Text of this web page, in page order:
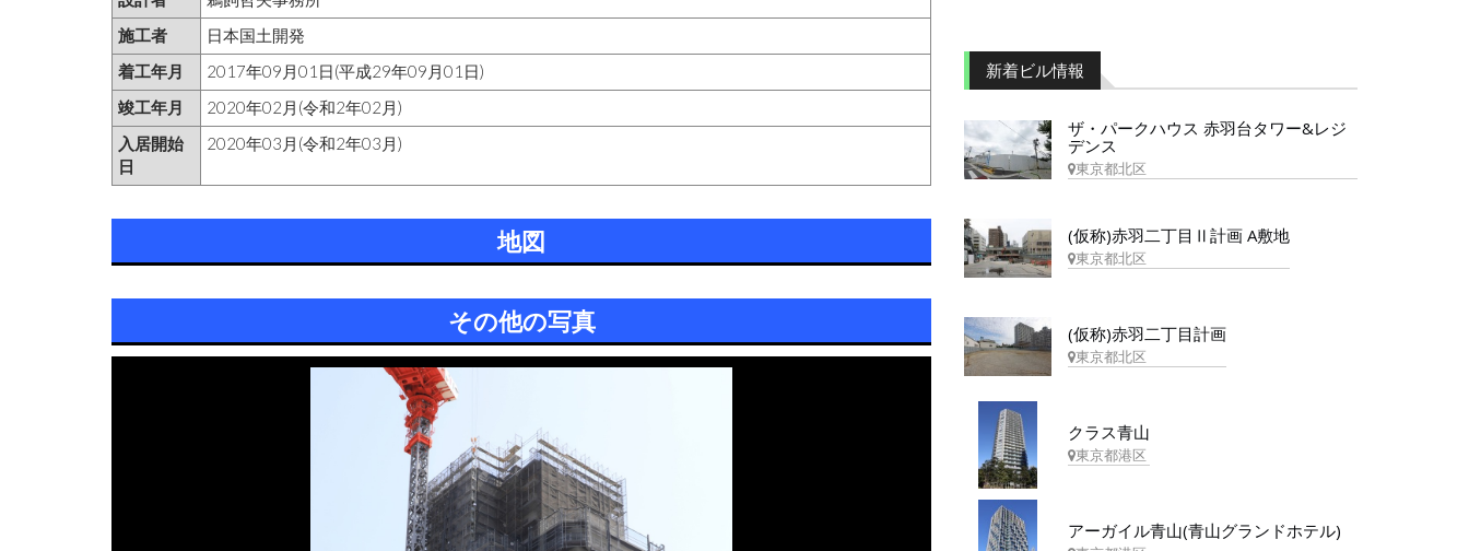
施工者
日本国土開発
着工年月
2017年09月01日(平成29年09月01日)
竣工年月
2020年02月(令和2年02月)
入居開始
日
2020年03月(令和2年03月)
地図
その他の写真
新着ビル情報
ザ・パークハウス 赤羽台タワー&レジ
デンス
東京都北区
(仮称)赤羽二丁目Ⅱ計画 A敷地
東京都北区
(仮称)赤羽二丁目計画
東京都北区
クラス青山
東京都港区
アーガイル青山(青山グランドホテル)